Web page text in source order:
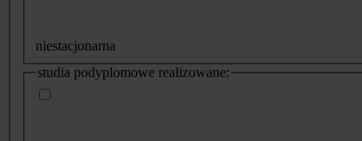
niestacjonarna
studia podyplomowe realizowane: